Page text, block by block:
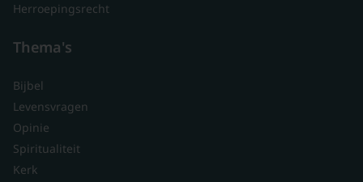
Herroepingsrecht
Thema's
Bijbel
Levensvragen
Opinie
Spiritualiteit
Kerk